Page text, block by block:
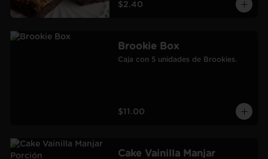
$2.40
Brookie Box
Caja con 5 unidades de Brookies.
$11.00
Cake Vainilla Manjar